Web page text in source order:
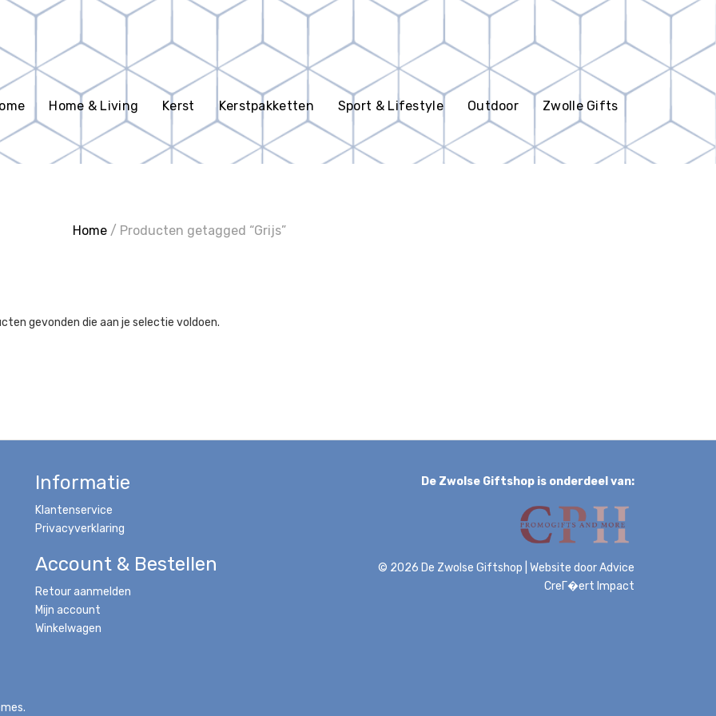
Home & Living Kerst Kerstpakketten Sport & Lifestyle Outdoor Zwolle Gifts
Home/ Producten getagged “Grijs”
gevonden die aan je selectie voldoen.
Informatie
Klantenservice
Privacyverklaring
Account & Bestellen
Retour aanmelden
Mijn account
Winkelwagen
De Zwolse Giftshop is onderdeel van:
© 2026 De Zwolse Giftshop Website doorAdvice
CreГ�ert Impact